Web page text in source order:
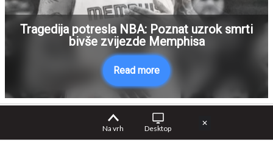
Tragedija potresla NBA: Poznat uzrok smrti
bivše zvijezde Memphisa
Read more
Na vrh Desktop
✕